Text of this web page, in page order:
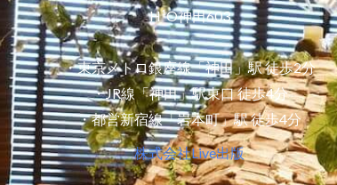
H¹O神田603
・東京メトロ銀座線「神田」駅 徒歩2分
・JR線「神田」駅東口 徒歩4分
・都営新宿線「岩本町」駅 徒歩4分
株式会社Live出版